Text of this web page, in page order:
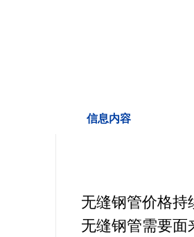
信息内容
无缝钢管价格持
无缝钢管需要面